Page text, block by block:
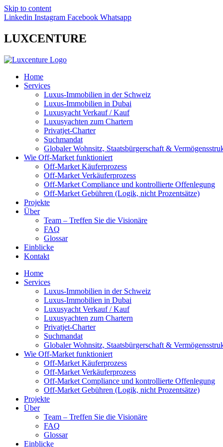
Skip to content
Linkedin Instagram Facebook Whatsapp
LUXCENTURE
Home
Services
Luxus-Immobilien in der Schweiz
Luxus-Immobilien in Dubai
Luxusyacht Verkauf / Kauf
Luxusyachten zum Chartern
Privatjet-Charter
Suchmandat
Globaler Wohnsitz, Staatsbürgerschaft &
Wie Off-Market funktioniert
Off-Market Käuferprozess
Off-Market Verkäuferprozess
Off-Market Compliance und kontrollierte Offenlegung
Off-Market Gebühren (Logik, nicht Prozentsätze)
Projekte
Über
Team – Treffen Sie die Visionäre
FAQ
Glossar
Einblicke
Kontakt
Home
Services
Luxus-Immobilien in der Schweiz
Luxus-Immobilien in Dubai
Luxusyacht Verkauf / Kauf
Luxusyachten zum Chartern
Privatjet-Charter
Suchmandat
Globaler Wohnsitz, Staatsbürgerschaft &
Wie Off-Market funktioniert
Off-Market Käuferprozess
Off-Market Verkäuferprozess
Off-Market Compliance und kontrollierte Offenlegung
Off-Market Gebühren (Logik, nicht Prozentsätze)
Projekte
Über
Team – Treffen Sie die Visionäre
FAQ
Glossar
Einblicke